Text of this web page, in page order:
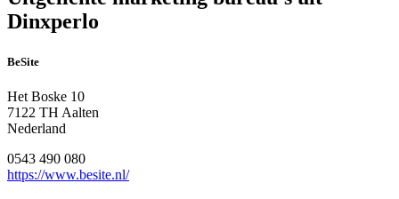
Dinxperlo
BeSite
Het Boske 10
7122 TH Aalten
Nederland
0543 490 080
https://www.besite.nl/